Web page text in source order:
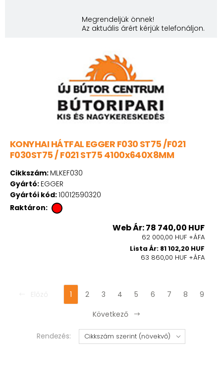
Megrendeljük önnek!
Az aktuális árért kérjük telefonáljon.
KONYHAI HÁTFAL EGGER F030 ST75 /F021
F030ST75 / F021 ST75 4100x640X8MM
Cikkszám: MLKEF030
Gyártó: EGGER
Gyártói kód:10012590320
Raktáron:
Web Ár: 78 740,00 HUF
62 000,00 HUF +ÁFA
Lista Ár: 81 102,20 HUF
63 860,00 HUF +ÁFA
1 2 3 4 5 6 7 8
9
Következő
Rendezés: